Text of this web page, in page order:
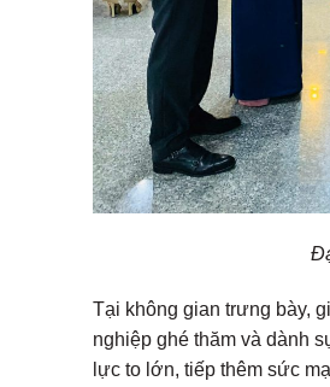
Tại không gian trưng bày,
nghiệp ghé thăm và dành
lực to lớn, tiếp thêm sức